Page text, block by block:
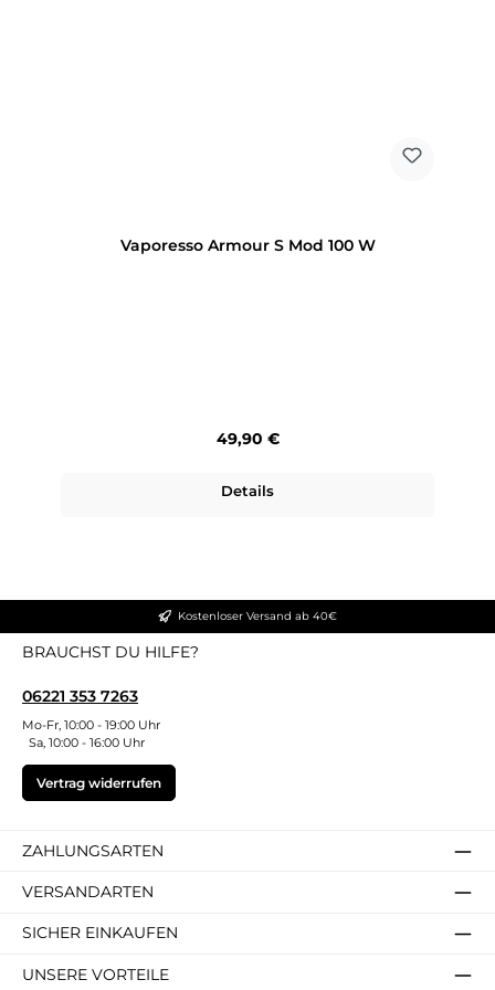
Vaporesso Armour S Mod 100 W
Regulärer Preis:
49,90 €
Details
Kostenloser Versand ab 40€
BRAUCHST DU HILFE?
06221 353 7263
Mo-Fr, 10:00 - 19:00 Uhr
Sa, 10:00 - 16:00 Uhr
Vertrag widerrufen
ZAHLUNGSARTEN
VERSANDARTEN
SICHER EINKAUFEN
UNSERE VORTEILE